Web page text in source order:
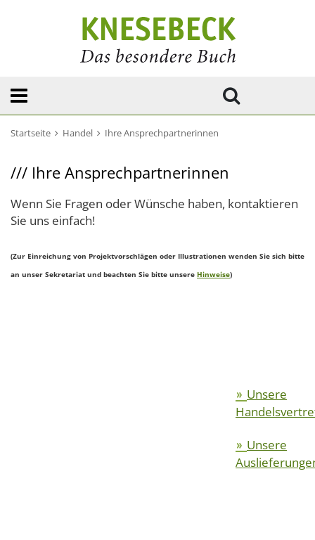
Startseite Handel Ihre Ansprechpartnerinnen
/// Ihre Ansprechpartnerinnen
Wenn Sie Fragen oder Wünsche haben, kontaktieren
Sie uns einfach!
(Zur Einreichung von Projektvorschlägen oder Illustrationen wenden Sie sich bitte
an unser Sekretariat und beachten Sie bitte unsere Hinweise)
» Unsere
» Unsere